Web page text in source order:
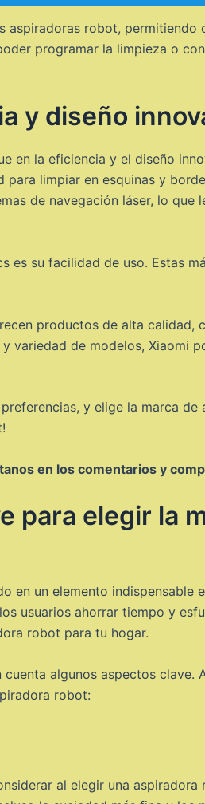
aspiradoras robot,
programar la limpieza o
y diseño
en la eficiencia y el diseño
limpiar en esquinas y
de navegación láser, lo
es su facilidad de uso. Estas
productos de alta
variedad de modelos, Xiaomi
y elige la marca
en los comentarios y
para elegir la
en un elemento indispensable
usuarios ahorrar tiempo y
robot para tu hogar.
algunos aspectos clave.
robot:
al elegir una